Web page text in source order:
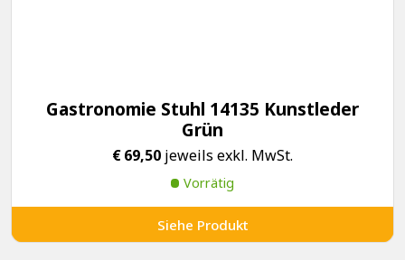
Gastronomie Stuhl 14135 Kunstleder
Grün
€69,50 jeweils exkl. MwSt.
Vorrätig
Siehe Produkt